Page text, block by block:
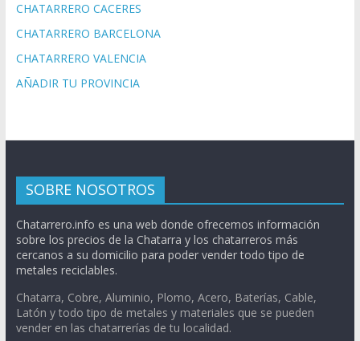
CHATARRERO CACERES
CHATARRERO BARCELONA
CHATARRERO VALENCIA
AÑADIR TU PROVINCIA
SOBRE NOSOTROS
Chatarrero.info es una web donde ofrecemos información
sobre los precios de la Chatarra y los chatarreros más
cercanos a su domicilio para poder vender todo tipo de
metales reciclables.
Chatarra, Cobre, Aluminio, Plomo, Acero, Baterías, Cable,
Latón y todo tipo de metales y materiales que se pueden
vender en las chatarrerías de tu localidad.